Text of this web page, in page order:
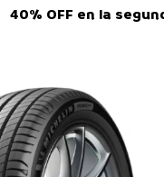
40% OFF en la